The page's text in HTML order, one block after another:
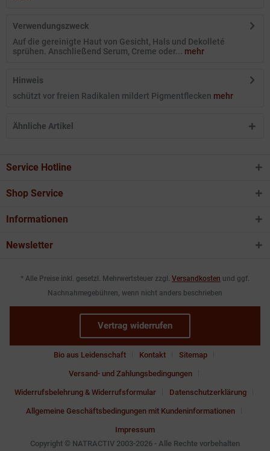
Verwendungszweck
Auf die gereinigte Haut von Gesicht, Hals und Dekolleté
sprühen. Anschließend Serum, Creme oder... mehr
Hinweis
schützt vor freien Radikalen mildert Pigmentflecken mehr
Ähnliche Artikel
Service Hotline
Shop Service
Informationen
Newsletter
* Alle Preise inkl. gesetzl. Mehrwertsteuer zzgl. Versandkosten und ggf.
Nachnahmegebühren, wenn nicht anders beschrieben
Vertrag widerrufen
Bio aus Leidenschaft Kontakt Sitemap
Versand- und Zahlungsbedingungen
Widerrufsbelehrung & Widerrufsformular Datenschutzerklärung
Allgemeine Geschäftsbedingungen mit Kundeninformationen
Impressum
Copyright © NATRACTIV 2003-2026 - Alle Rechte vorbehalten